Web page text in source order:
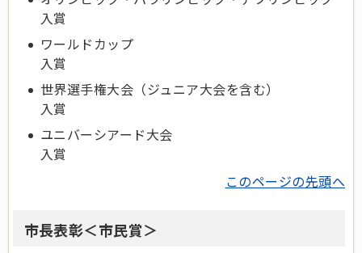
入賞
ワールドカップ
入賞
世界選手権大会（ジュニア大会を含む）
入賞
ユニバーシアード大会
入賞
このページの先頭へ
市長表彰＜市民賞＞